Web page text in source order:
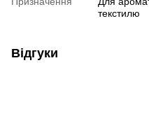
текстилю
Відгуки